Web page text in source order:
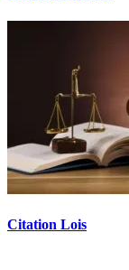
Citation Lois